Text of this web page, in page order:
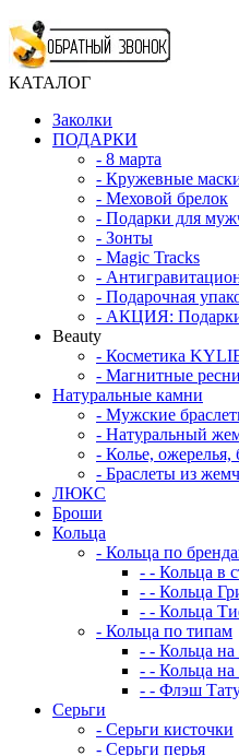
КАТАЛОГ
Заколки
ПОДАРКИ
- 8 марта
- Кружевные
- Меховой брелок
- Подарки для
- Зонты
- Magic Tracks
-
- Подарочная
- АКЦИЯ: Подарки
Beauty
- Косметика
- Магнитные
Натуральные камни
- Мужские
- Натуральный
- Колье, ожерелья,
- Браслеты из
ЛЮКС
Броши
Кольца
- Кольца по
- - Кольца в
- - Кольца
- - Кольца
- Кольца по типам
- - Кольца на
- - Кольца на
- - Флэш
Серьги
- Серьги кисточки
- Серьги перья